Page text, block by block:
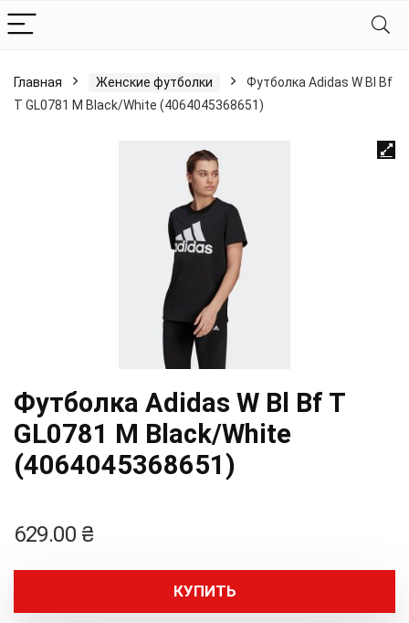
Главная Женские футболки
Футболка Adidas W Bl Bf
T GL0781 M Black/White (4064045368651)
Футболка Adidas W Bl Bf T
GL0781 M Black/White
(4064045368651)
629.00 ₴
КУПИТЬ